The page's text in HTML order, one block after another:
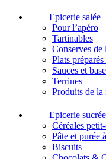
Epicerie salée
Pour l’apéro
Tartinables
Conserves de
Plats préparés
Sauces et
Terrines
Produits de la
Epicerie sucrée
Céréales
Pâte et purée
Biscuits